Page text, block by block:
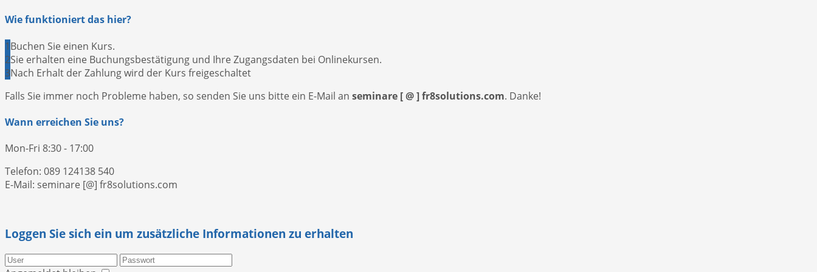
Wie funktioniert das hier?
1Buchen Sie einen Kurs.
2Sie erhalten eine Buchungsbestätigung und Ihre Zugangsdaten bei Onlinekursen.
3Nach Erhalt der Zahlung wird der Kurs freigeschaltet
Falls Sie immer noch Probleme haben, so senden Sie uns bitte ein E-Mail an seminare [ @ ] fr8solutions.com. Danke!
Wann erreichen Sie uns?
Mon-Fri 8:30 - 17:00
Telefon: 089 124138 540
E-Mail: seminare [@] fr8solutions.com
Loggen Sie sich ein um zusätzliche Informationen zu erhalten